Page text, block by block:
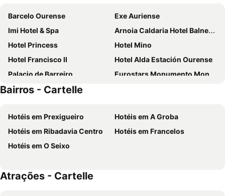
Barcelo Ourense
Exe Auriense
Imi Hotel & Spa
Arnoia Caldaria Hotel Balneario
Hotel Princess
Hotel Mino
Hotel Francisco II
Hotel Alda Estación Ourense
Palacio de Barreiro
Eurostars Monumento Monasterio de San Clodio Hotel
Hotel Mabú
Hotel Altiana
Hotel Irixo
Puente Romano
Hotel Novo Cándido
Hotel Celanova
Céntrico Burgas Termal
Bairros - Cartelle
Hotéis em Prexigueiro
Hotéis em A Groba
Hotéis em Ribadavia Centro
Hotéis em Francelos
Hotéis em O Seixo
Atrações - Cartelle